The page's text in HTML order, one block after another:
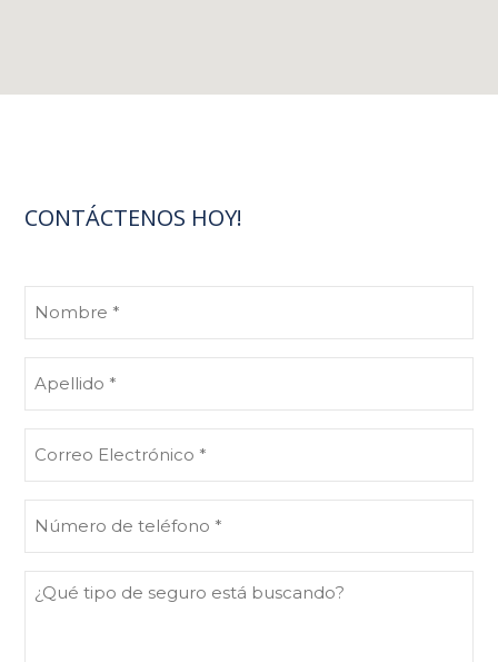
CONTÁCTENOS HOY!
(Obligatorio)
Electrónico
de
(Obligatorio)
¿Qué
tipo